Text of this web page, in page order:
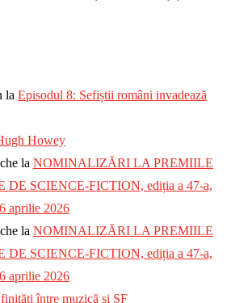
la Episodul 8: Sefiștii români invadează
Howey
la NOMINALIZĂRI LA PREMIILE
SCIENCE-FICTION, ediția a 47-a,
aprilie 2026
la NOMINALIZĂRI LA PREMIILE
SCIENCE-FICTION, ediția a 47-a,
aprilie 2026
între muzică și SF